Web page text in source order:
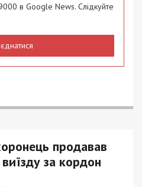
в Google News. Слідкуйте
продавав
виїзду за кордон